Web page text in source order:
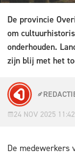
De provincie
om
onderhouden.
zijn blij met het
24 NOV 2025 11:42
De medewerkers